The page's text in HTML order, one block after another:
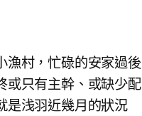
漁村，忙碌的安家過後
或只有主幹、或缺少配
是浅羽近幾月的狀況